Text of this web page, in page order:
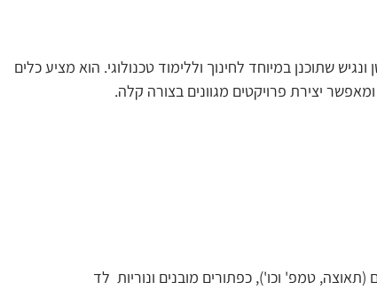
שתוכנן במיוחד לחינוך וללימוד טכנולוגי. הוא מציע כלים
יצירת פרויקטים מגוונים בצורה קלה.
(תאוצה, טמפ' וכו'), כפתורים מובנים ונוריות  לד